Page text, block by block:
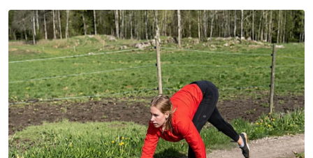
Nasional
RCI TH: Pelan pemulihan
berjaya kukuhkan kedudukan
kewangan
Nasional
Ibu bapa perlu waspada anak
'berkawan' dengan AI - Fahmi